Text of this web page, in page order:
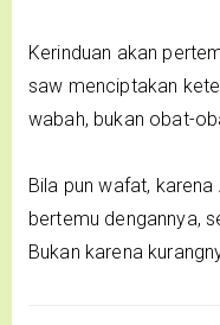
Kerinduan akan
saw menciptakan
wabah, bukan obat-
Bila pun wafat, karena
bertemu dengannya,
Bukan karena